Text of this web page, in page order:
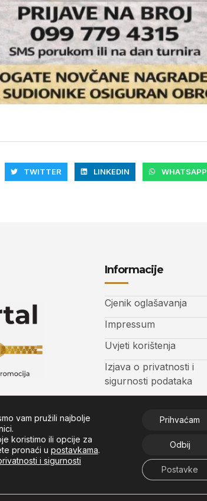
TWITTER LINKEDIN WHATSAPP
Informacije
Cjenik oglašavanja
Impressum
Uvjeti korištenja
Izjava o privatnosti i
sigurnosti podataka
vam pružili najbolje
koristimo ili opcije za
pronaći u postavkama.
i sigurnosti
Prihvaćam
Odbij
Postavke